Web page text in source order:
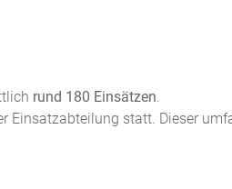
rund 180 Einsätzen.
Einsatzabteilung statt. Dieser